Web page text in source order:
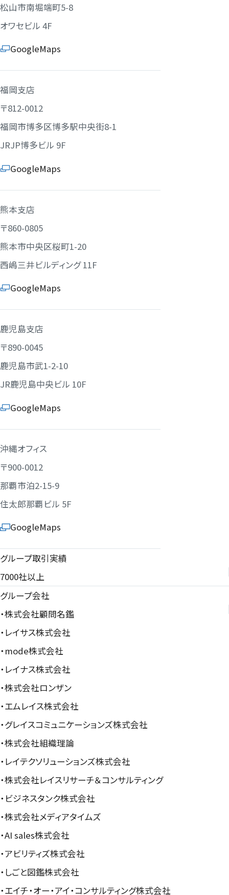
松山市南堀端町5-8
オワセビル 4F
GoogleMaps
福岡支店
〒812-0012
福岡市博多区博多駅中央街8-1
JRJP博多ビル 9F
GoogleMaps
熊本支店
〒860-0805
熊本市中央区桜町1-20
西嶋三井ビルディング 11F
GoogleMaps
鹿児島支店
〒890-0045
鹿児島市武1-2-10
JR鹿児島中央ビル 10F
GoogleMaps
沖縄オフィス
〒900-0012
那覇市泊2-15-9
住太郎那覇ビル 5F
GoogleMaps
グループ取引実績
7000社以上
グループ会社
・株式会社顧問名鑑
・レイサス株式会社
・mode株式会社
・レイナス株式会社
・株式会社ロンザン
・エムレイス株式会社
・グレイスコミュニケーションズ株式会社
・株式会社組織理論
・レイテクソリューションズ株式会社
・株式会社レイスリサーチ＆コンサルティング
・ビジネスタンク株式会社
・株式会社メディアタイムズ
・AI sales株式会社
・アビリティズ株式会社
・しごと図鑑株式会社
・エイチ・オー・アイ・コンサルティング株式会社